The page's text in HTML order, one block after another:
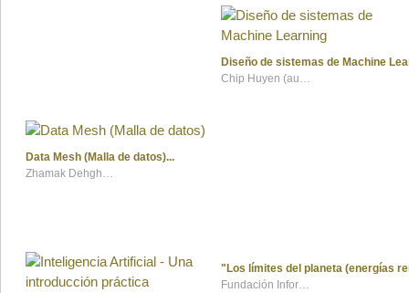
Diseño de sistemas de Machine
Chip Huyen (autora), Miguel Ángel Torres (traductor)
Data Mesh (Malla de datos)
Zhamak Dehghani (autora), Miguel Ángel Torres (traductor)
"Los límites del planeta (energías
Fundación Informativos.Net